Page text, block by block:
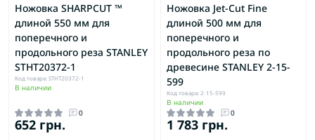
Ножовка SHARPCUT ™
длиной 550 мм для
поперечного и
продольного реза STANLEY
STHT20372-1
Код товара: STHT20372-1
В наличии
0
652 грн.
Ножовка Jet-Cut Fine
длиной 500 мм для
поперечного и
продольного реза по
древесине STANLEY 2-15-
599
Код товара: 2-15-599
В наличии
0
1 783 грн.